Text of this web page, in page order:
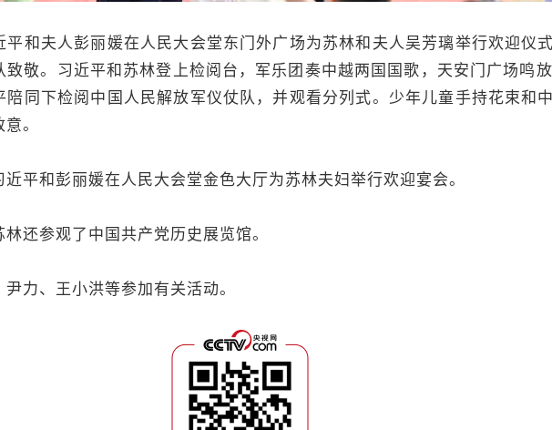
夫人彭丽媛在人民大会堂东门外广场为苏林和夫人吴芳璃举行欢迎仪
致敬。习近平和苏林登上检阅台，军乐团奏中越两国国歌，天安门广场鸣
陪同下检阅中国人民解放军仪仗队，并观看分列式。少年儿童手持花束和
。
和彭丽媛在人民大会堂金色大厅为苏林夫妇举行欢迎宴会。
参观了中国共产党历史展览馆。
、王小洪等参加有关活动。